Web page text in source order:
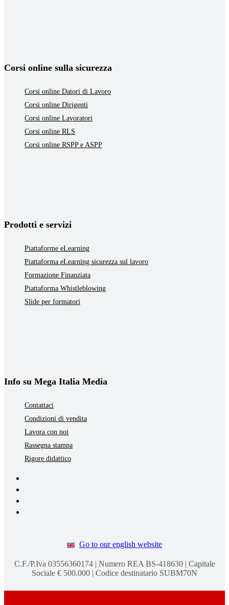
Corsi online sulla sicurezza
Corsi online Datori di Lavoro
Corsi online Dirigenti
Corsi online Lavoratori
Corsi online RLS
Corsi online RSPP e ASPP
Prodotti e servizi
Piattaforme eLearning
Piattaforma eLearning sicurezza sul lavoro
Formazione Finanziata
Piattaforma Whistleblowing
Slide per formatori
Info su Mega Italia Media
Contattaci
Condizioni di vendita
Lavora con noi
Rassegna stampa
Rigore didattico
Go to our english website
C.F./P.Iva 03556360174 | Numero REA BS-418630 | Capitale
Sociale € 500.000 | Codice destinatario SUBM70N